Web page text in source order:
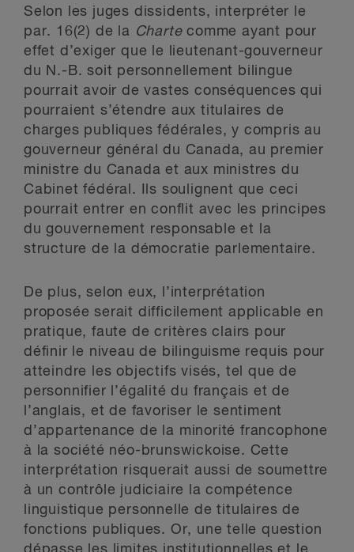
Selon les juges dissidents, interpréter le
par. 16(2) de la Chartecomme ayant pour
effet d’exiger que le lieutenant-gouverneur
du N.-B. soit personnellement bilingue
pourrait avoir de vastes conséquences qui
pourraient s’étendre aux titulaires de
charges publiques fédérales, y compris au
gouverneur général du Canada, au premier
ministre du Canada et aux ministres du
Cabinet fédéral. Ils soulignent que ceci
pourrait entrer en conflit avec les principes
du gouvernement responsable et la
structure de la démocratie parlementaire.
De plus, selon eux, l’interprétation
proposée serait difficilement applicable en
pratique, faute de critères clairs pour
définir le niveau de bilinguisme requis pour
atteindre les objectifs visés, tel que de
personnifier l’égalité du français et de
l’anglais, et de favoriser le sentiment
d’appartenance de la minorité francophone
à la société néo-brunswickoise. Cette
interprétation risquerait aussi de soumettre
à un contrôle judiciaire la compétence
linguistique personnelle de titulaires de
fonctions publiques. Or, une telle question